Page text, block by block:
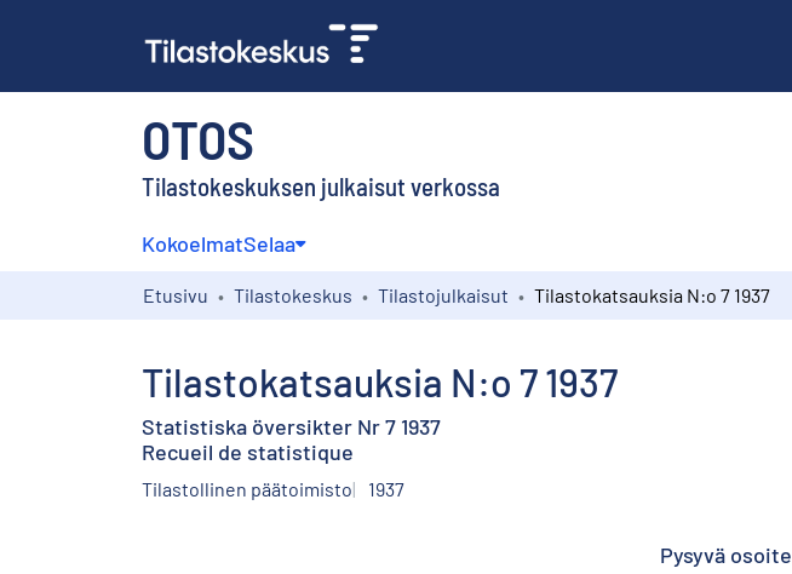
OTOS
Tilastokeskuksen julkaisut verkossa
KokoelmatSelaa
Etusivu Tilastokeskus Tilastojulkaisut Tilastokatsauksia N:o 7 1937
Tilastokatsauksia N:o 7 1937
Statistiska översikter Nr 7 1937
Recueil de statistique
Tilastollinen päätoimisto 1937
Pysyvä osoite